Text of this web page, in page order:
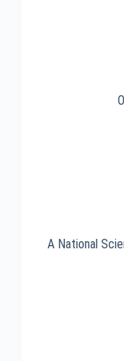
A National